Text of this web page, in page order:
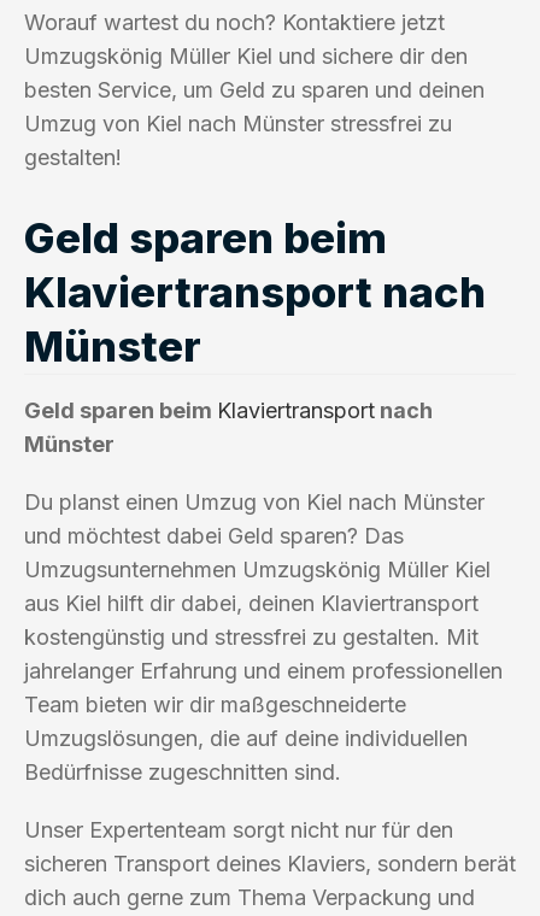
Worauf wartest du noch? Kontaktiere jetzt
Umzugskönig Müller Kiel und sichere dir den
besten Service, um Geld zu sparen und deinen
Umzug von Kiel nach Münster stressfrei zu
gestalten!
Geld sparen beim
Klaviertransport nach
Münster
Geld sparen beim Klaviertransport nach
Münster
Du planst einen Umzug von Kiel nach Münster
und möchtest dabei Geld sparen? Das
Umzugsunternehmen Umzugskönig Müller Kiel
aus Kiel hilft dir dabei, deinen Klaviertransport
kostengünstig und stressfrei zu gestalten. Mit
jahrelanger Erfahrung und einem professionellen
Team bieten wir dir maßgeschneiderte
Umzugslösungen, die auf deine individuellen
Bedürfnisse zugeschnitten sind.
Unser Expertenteam sorgt nicht nur für den
sicheren Transport deines Klaviers, sondern berät
dich auch gerne zum Thema Verpackung und